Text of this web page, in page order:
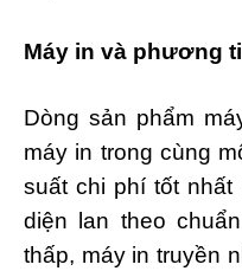
Máy in và phương
Dòng sản phẩm
máy in trong cùng
suất chi phí tốt
diện lan theo
thấp, máy in truyền